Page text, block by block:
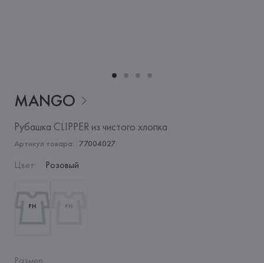
MANGO
Рубашка CLIPPER из чистого хлопка
Артикул товара: 77004027
Цвет: Розовый
Размер: